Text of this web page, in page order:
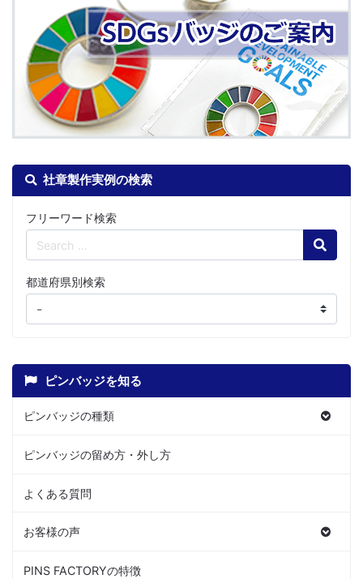
社章製作実例の検索
フリーワード検索
Search
都道府県別検索
ピンバッジを知る
ピンバッジの種類
ピンバッジの留め方・外し方
よくある質問
お客様の声
PINS FACTORYの特徴